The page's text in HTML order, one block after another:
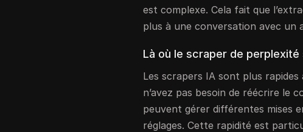
est complexe. Cela fait que
plus à une conversation avec un
Là où le scraper de
Les scrapers IA sont plus
n’avez pas besoin de réécrire le
peuvent gérer différentes mises
réglages. Cette rapidité est